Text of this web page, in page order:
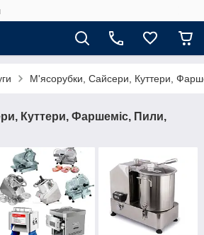
М'ясорубки, Сайсери, Куттери,
Куттери, Фаршеміс, Пили,